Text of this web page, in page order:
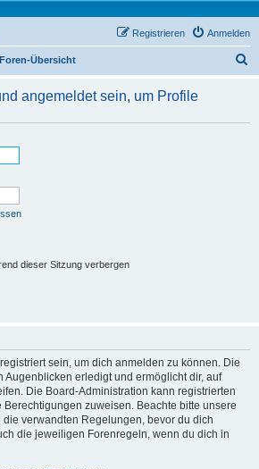
Anmelden
Registrieren
Foren-Übersicht
h
angemeldet sein, um Profile
dieser Sitzung verbergen
sein, um dich anmelden zu können. Die
Augenblicken erledigt und ermöglicht dir, auf
Die Board-Administration kann registrierten
zuweisen. Beachte bitte unsere
verwandten Regelungen, bevor du dich
die jeweiligen Forenregeln, wenn du dich in